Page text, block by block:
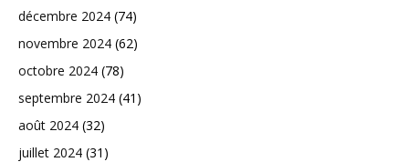
décembre 2024 (74)
novembre 2024 (62)
octobre 2024 (78)
septembre 2024 (41)
août 2024 (32)
juillet 2024 (31)